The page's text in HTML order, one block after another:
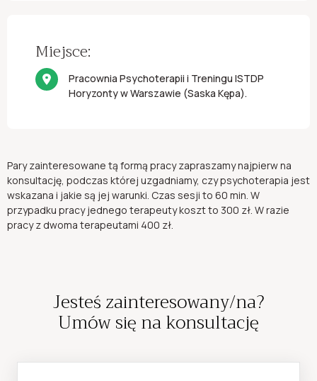
Miejsce:
Pracownia Psychoterapii i Treningu ISTDP
Horyzonty w Warszawie (Saska Kępa).
Pary zainteresowane tą formą pracy zapraszamy najpierw na
konsultację, podczas której uzgadniamy, czy psychoterapia jest
wskazana i jakie są jej warunki. Czas sesji to 60 min. W
przypadku pracy jednego terapeuty koszt to 300 zł. W razie
pracy z dwoma terapeutami 400 zł.
Jesteś zainteresowany/na?
Umów się na konsultację